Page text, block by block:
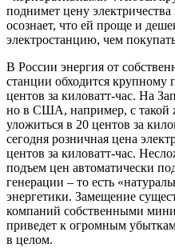
поднимет цену
осознает, что ей проще и
электростанцию, чем
В России энергия от
станции обходится крупному
центов за киловатт-час. На
но в США, например, с такой
уложиться в 20 центов за
сегодня розничная цена
центов за киловатт-час.
подъем цен автоматически
генерации – то есть
энергетики. Замещение
компаний собственными
приведет к огромным
в целом.